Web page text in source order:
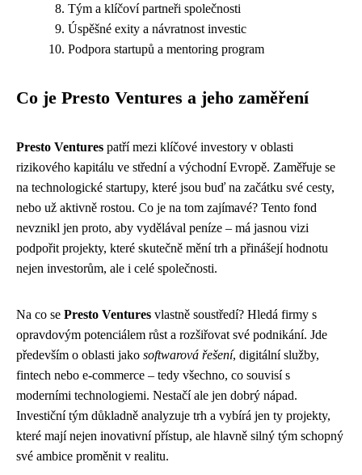
Tým a klíčoví partneři společnosti
Úspěšné exity a návratnost investic
Podpora startupů a mentoring program
Co je Presto Ventures a jeho zaměření
Presto Ventures patří mezi klíčové investory v oblasti
rizikového kapitálu ve střední a východní Evropě. Zaměřuje se
na technologické startupy, které jsou buď na začátku své cesty,
nebo už aktivně rostou. Co je na tom zajímavé? Tento fond
nevznikl jen proto, aby vydělával peníze – má jasnou vizi
podpořit projekty, které skutečně mění trh a přinášejí hodnotu
nejen investorům, ale i celé společnosti.
Na co se Presto Ventures vlastně soustředí? Hledá firmy s
opravdovým potenciálem růst a rozšiřovat své podnikání. Jde
především o oblasti jako softwarová řešení, digitální služby,
fintech nebo e-commerce – tedy všechno, co souvisí s
moderními technologiemi. Nestačí ale jen dobrý nápad.
Investiční tým důkladně analyzuje trh a vybírá jen ty projekty,
které mají nejen inovativní přístup, ale hlavně silný tým schopný
své ambice proměnit v realitu.